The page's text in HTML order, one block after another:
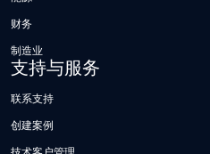
财务
制造业
支持与服务
联系支持
创建案例